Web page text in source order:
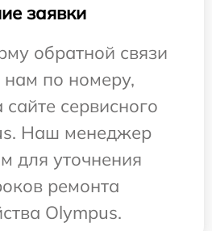
заявки
обратной связи
нам по номеру,
сервисного
Наш менеджер
для уточнения
ремонта
Olympus.